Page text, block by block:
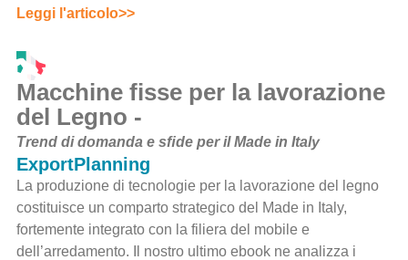
Leggi l'articolo>>
Macchine fisse per la lavorazione
del Legno -
Trend di domanda e sﬁde per il Made in Italy
ExportPlanning
La produzione di tecnologie per la lavorazione del legno
costituisce un comparto strategico del Made in Italy,
fortemente integrato con la filiera del mobile e
dell’arredamento. Il nostro ultimo ebook ne analizza i